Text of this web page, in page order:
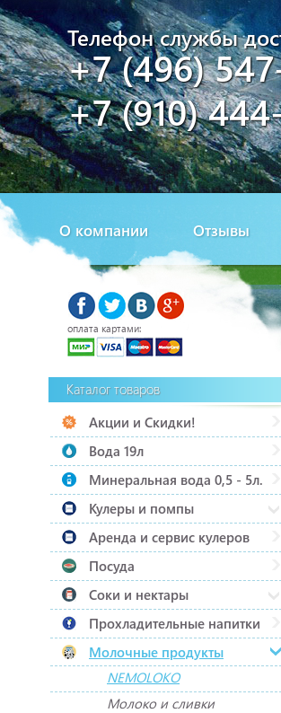
Телефон службы
+7 (496)
+7 (910)
О компании Отзывы
оплата картами:
Каталог товаров
Акции и Скидки!
Вода 19л
Минеральная вода 0,5 - 5л.
Кулеры и помпы
Аренда и сервис кулеров
Посуда
Соки и нектары
Прохладительные напитки
Молочные продукты
NEMOLOKO
Молоко и сливки